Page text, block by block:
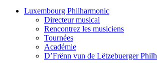
Luxembourg Philharmonic
Directeur musical
Rencontrez les musiciens
Tournées
Académie
D’Frënn vun de Lëtzebuerger